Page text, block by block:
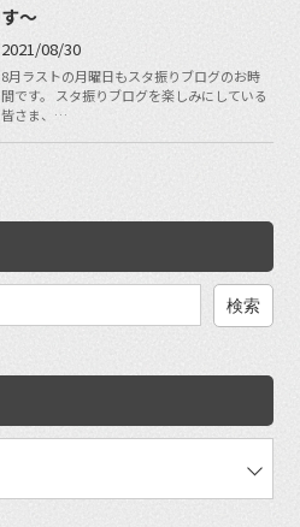
す〜
2021/08/30
8月ラストの月曜日もスタ振りブログのお時
間です。 スタ振りブログを楽しみにしている
皆さま、…